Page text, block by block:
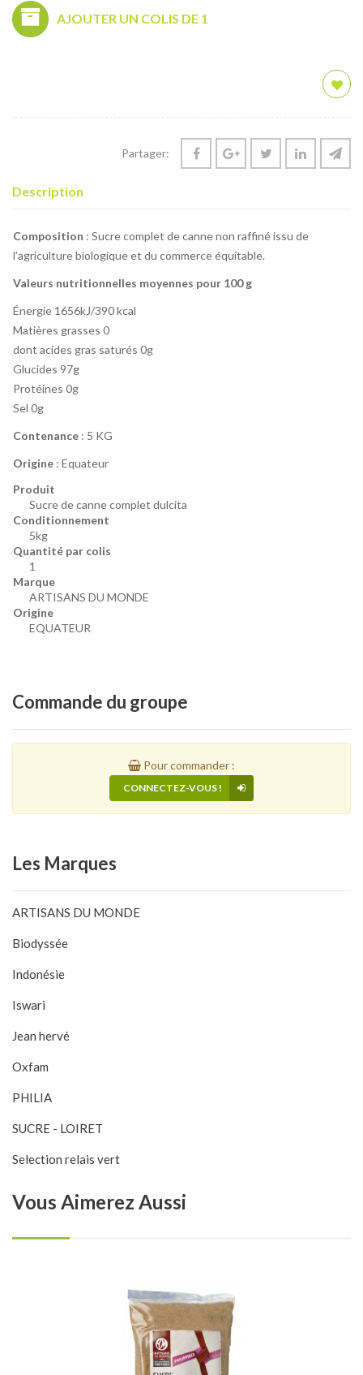
AJOUTER UN COLIS DE 1
Partager:
Description
Composition : Sucre complet de canne non raffiné issu de
l’agriculture biologique et du commerce équitable.
Valeurs nutritionnelles moyennes pour 100 g
Énergie 1656kJ/390 kcal
Matières grasses 0
dont acides gras saturés 0g
Glucides 97g
Protéines 0g
Sel 0g
Contenance : 5 KG
Origine : Equateur
Produit
Sucre de canne complet dulcita
Conditionnement
5kg
Quantité par colis
1
Marque
ARTISANS DU MONDE
Origine
EQUATEUR
Commande du groupe
Pour commander :
CONNECTEZ-VOUS !
Les Marques
ARTISANS DU MONDE
Biodyssée
Indonésie
Iswari
Jean hervé
Oxfam
PHILIA
SUCRE - LOIRET
Selection relais vert
Vous Aimerez Aussi